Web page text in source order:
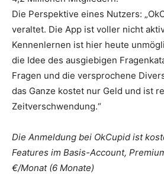
Die Perspektive eines Nutzers:
veraltet. Die App ist voller nicht
Kennenlernen ist hier heute
die Idee des ausgiebigen
Fragen und die versprochene
das Ganze kostet nur Geld und ist
Zeitverschwendung.“
Die Anmeldung bei OkCupid ist
Features im Basis-Account,
€/Monat (6 Monate)